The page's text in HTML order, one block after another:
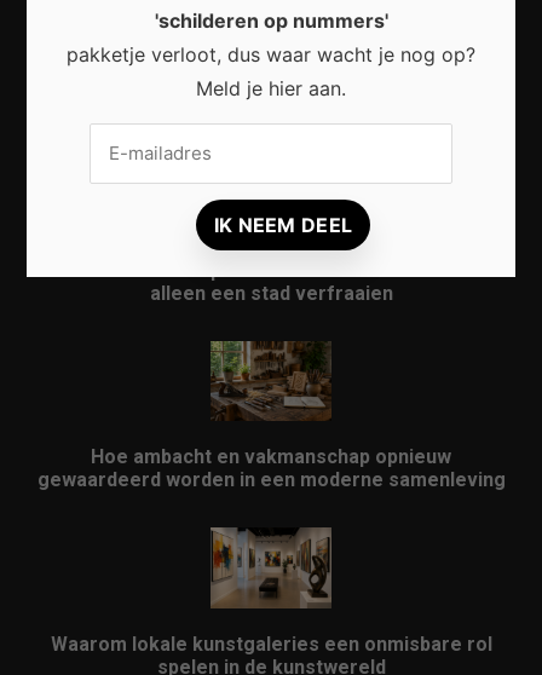
Waarom micro-avonturen de perfecte manier zijn
om Nederland opnieuw te ontdekken
alleen een stad verfraaien
Hoe ambacht en vakmanschap opnieuw
gewaardeerd worden in een moderne samenleving
Waarom lokale kunstgaleries een onmisbare rol
spelen in de kunstwereld
'schilderen op nummers'
pakketje verloot, dus waar wacht je nog op?
Meld je hier aan.